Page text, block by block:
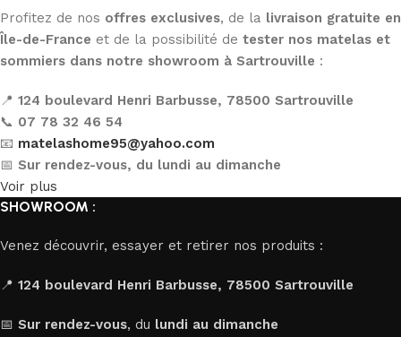
Profitez de nos offres exclusives, de la livraison gratuite en
Île-de-France et de la possibilité de tester nos matelas et
sommiers dans notre showroom à Sartrouville :
📍 124 boulevard Henri Barbusse, 78500 Sartrouville
📞 07 78 32 46 54
📧 matelashome95@yahoo.com
📅 Sur rendez-vous, du lundi au dimanche
Voir plus
SHOWROOM :
Venez découvrir, essayer et retirer nos produits :
📍 124 boulevard Henri Barbusse, 78500 Sartrouville
📅 Sur rendez-vous, du lundi au dimanche